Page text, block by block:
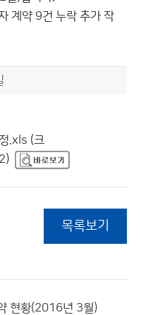
계약 9건 누락 추가 작
.xls (크
목록보기
현황(2016년 3월)